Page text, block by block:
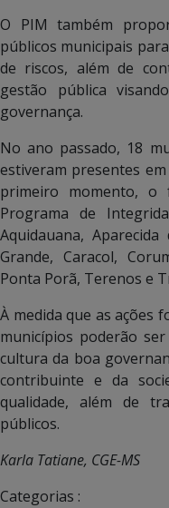
O PIM também
públicos municipais
de riscos, além de
gestão pública
governança.
No ano passado, 18
estiveram presentes
primeiro momento, o
Programa de
Aquidauana,
Grande, Caracol,
Ponta Porã, Terenos e
À medida que as ações
municípios poderão
cultura da boa
contribuinte e da
qualidade, além de
públicos.
Karla Tatiane, CGE-MS
Categorias :